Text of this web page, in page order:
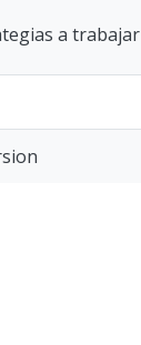
a trabajar